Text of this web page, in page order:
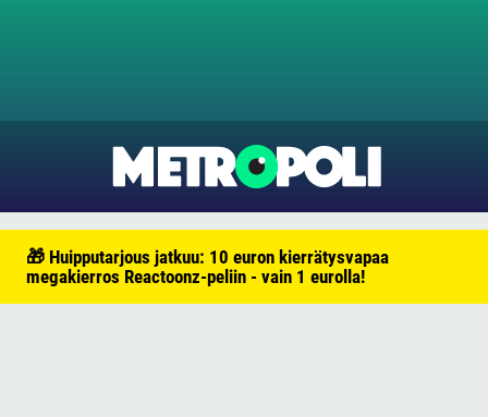
🎁 Huipputarjous jatkuu: 10 euron kierrätysvapaa
megakierros Reactoonz-peliin - vain 1 eurolla!